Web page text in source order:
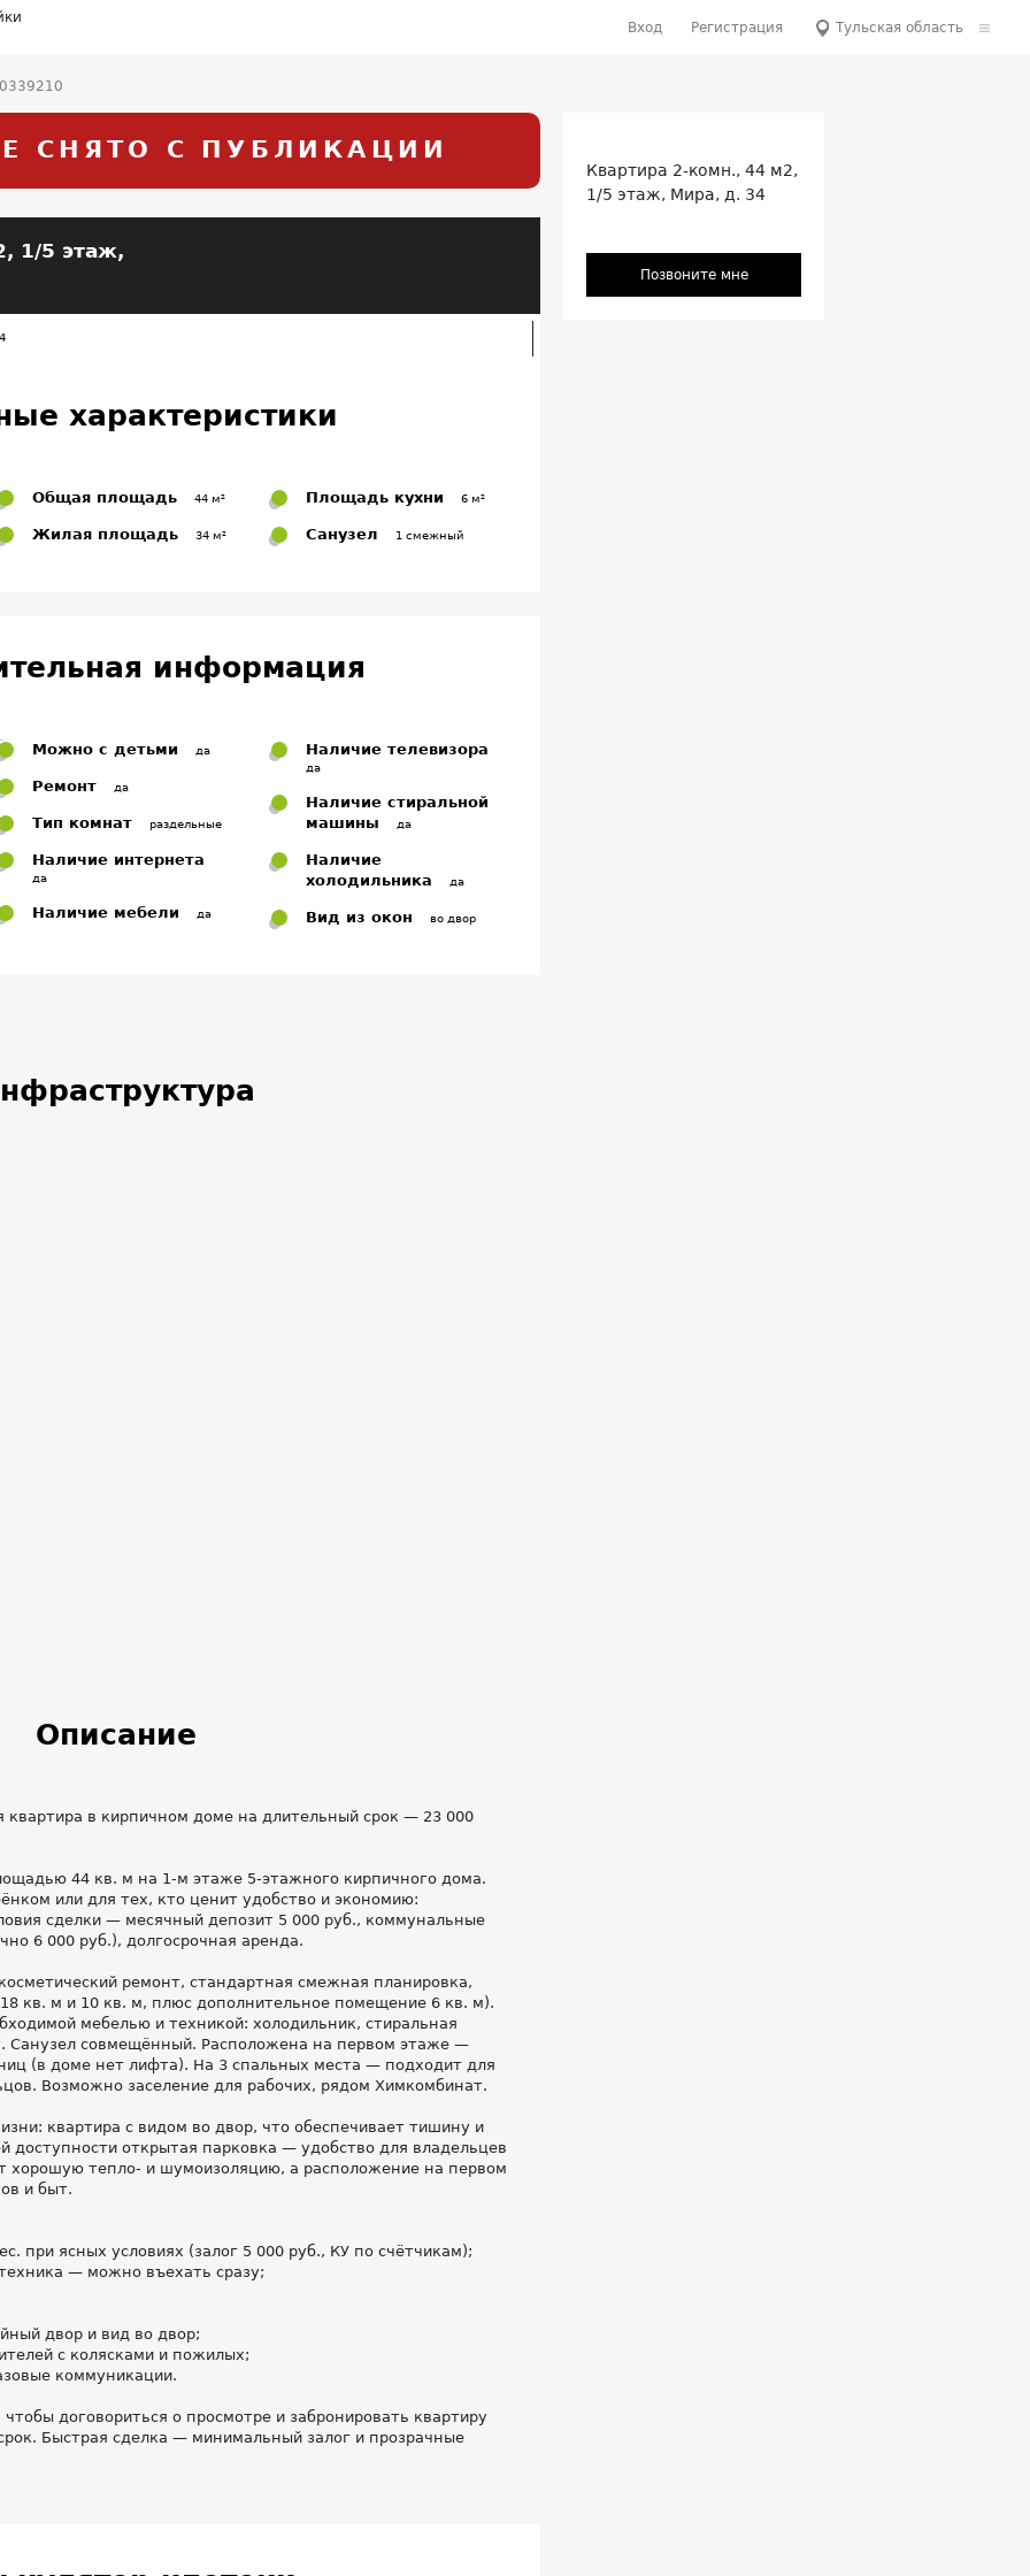
Вход Регистрация Тульская область
СНЯТО С ПУБЛИКАЦИИ
1/5 этаж,
характеристики
Общая площадь 44 м²
Жилая площадь 34 м²
Площадь кухни 6 м²
Санузел 1 смежный
информация
Можно с детьми да
Ремонт да
Тип комнат раздельные
Наличие интернета
да
Наличие мебели да
Наличие телевизора
да
Наличие стиральной
машины
да
Наличие
холодильника
да
Вид из окон во двор
Описание
в кирпичном доме на длительный срок — 23 000
44 кв. м на 1-м этаже 5-этажного кирпичного дома.
или для тех, кто ценит удобство и экономию:
сделки — месячный депозит 5 000 руб., коммунальные
6 000 руб.), долгосрочная аренда.
ремонт, стандартная смежная планировка,
кв. м и 10 кв. м, плюс дополнительное помещение 6 кв. м).
мебелью и техникой: холодильник, стиральная
Санузел совмещённый. Расположена на первом этаже —
(в доме нет лифта). На 3 спальных места — подходит для
Возможно заселение для рабочих, рядом Химкомбинат.
квартира с видом во двор, что обеспечивает тишину и
доступности открытая парковка — удобство для владельцев
хорошую тепло- и шумоизоляцию, а расположение на первом
и быт.
при ясных условиях (залог 5 000 руб., КУ по счётчикам);
— можно въехать сразу;
двор и вид во двор;
с колясками и пожилых;
коммуникации.
договориться о просмотре и забронировать квартиру
Быстрая сделка — минимальный залог и прозрачные
Квартира 2-комн., 44 м2,
1/5 этаж, Мира, д. 34
Позвоните мне